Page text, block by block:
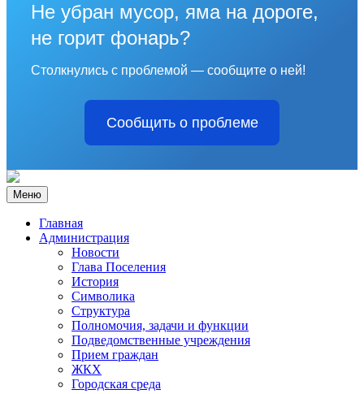
Не убран мусор, яма на дороге,
не горит фонарь?
Столкнулись с проблемой — сообщите о ней!
Сообщить о проблеме
Меню
Главная
Администрация
Новости
Глава Поселения
История
Символика
Структура
Полномочия, задачи и функции
Подведомственные учреждения
Прием граждан
ЖКХ
Городская среда